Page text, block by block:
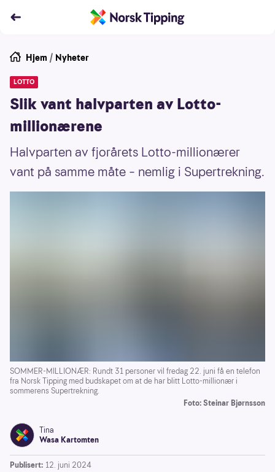
Hjem / Nyheter
LOTTO
Slik vant halvparten av Lotto-
millionærene
Halvparten av fjorårets Lotto-millionærer
vant på samme måte – nemlig i Supertrekning.
SOMMER-MILLIONÆR: Rundt 31 personer vil fredag 22. juni få en telefon
fra Norsk Tipping med budskapet om at de har blitt Lotto-millionær i
sommerens Supertrekning.
Foto: Steinar Bjørnsson
Tina
Wasa Kartomten
Publisert: 12. juni 2024